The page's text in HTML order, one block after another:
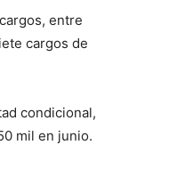
entre
cargos de
condicional,
mil en junio.